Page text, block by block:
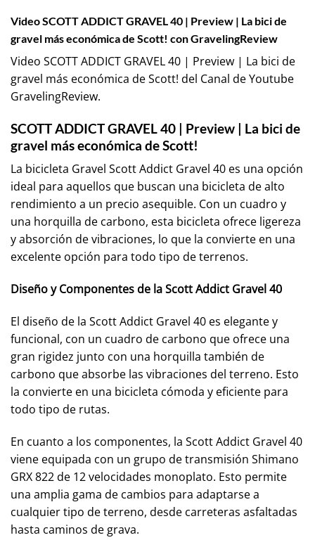
Video SCOTT ADDICT GRAVEL 40 | Preview | La bici de
gravel más económica de Scott! con GravelingReview
Video SCOTT ADDICT GRAVEL 40 | Preview | La bici de
gravel más económica de Scott! del Canal de Youtube
GravelingReview.
SCOTT ADDICT GRAVEL 40 | Preview | La bici de
gravel más económica de Scott!
La bicicleta Gravel Scott Addict Gravel 40 es una opción
ideal para aquellos que buscan una bicicleta de alto
rendimiento a un precio asequible. Con un cuadro y
una horquilla de carbono, esta bicicleta ofrece ligereza
y absorción de vibraciones, lo que la convierte en una
excelente opción para todo tipo de terrenos.
Diseño y Componentes de la Scott Addict Gravel 40
El diseño de la Scott Addict Gravel 40 es elegante y
funcional, con un cuadro de carbono que ofrece una
gran rigidez junto con una horquilla también de
carbono que absorbe las vibraciones del terreno. Esto
la convierte en una bicicleta cómoda y eficiente para
todo tipo de rutas.
En cuanto a los componentes, la Scott Addict Gravel 40
viene equipada con un grupo de transmisión Shimano
GRX 822 de 12 velocidades monoplato. Esto permite
una amplia gama de cambios para adaptarse a
cualquier tipo de terreno, desde carreteras asfaltadas
hasta caminos de grava.